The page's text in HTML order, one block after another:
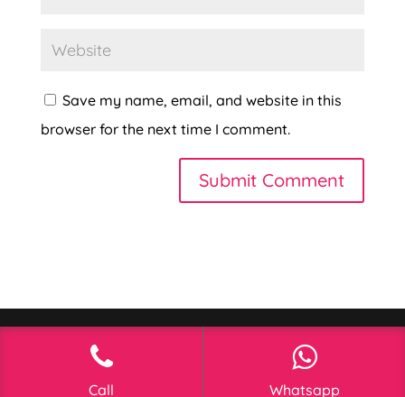
Save my name, email, and website in this
browser for the next time I comment.
Call Whatsapp